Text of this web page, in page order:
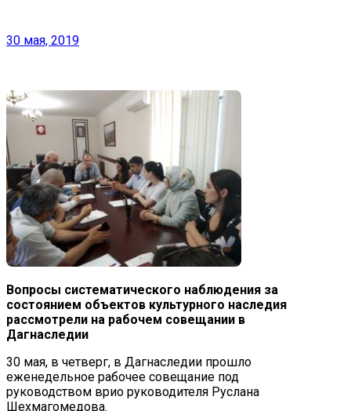
30 мая, 2019
Вопросы систематического наблюдения за
состоянием объектов культурного наследия
рассмотрели на рабочем совещании в
Дагнаследии
30 мая, в четверг, в Дагнаследии прошло
еженедельное рабочее совещание под
руководством врио руководителя Руслана
Шехмагомедова.